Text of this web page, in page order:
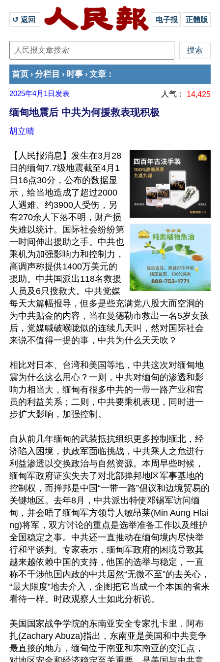
↺ 返回 电子报 正體版
首页 › 分栏目 › 时事 › 文章 ：
2025年4月1日 发表 人气： 14,425
缅甸地震后 中共为何援救表现积极
胡立晴
【人民报消息】发生在3月28
日的缅甸7.7级地震截至4月1
日16点30分，公布的数据显
示，给当地造成了超过2000
人遇难、约3900人受伤，另
有270余人下落不明，财产损
失难以统计。国际社会纷纷第
一时间伸出援助之手。中共也
乘机为加强影响力和控制力，
高调声称提供1400万美元的
援助。中共国派出118名救援
人员及6只搜救犬。中共党媒
每天大篇幅报导，但多是些充满党八股大而空洞的
为中共贴金的内容，当在曼德勒市救出一名5岁女孩
后，党媒喊破喉咙似的连续几天叫，然对国际社会
来说不值得一提的事，中共为什么天天吹？
相比对日本、台湾和美国等地，中共这次对缅甸地
震为什么这么用心？一则，中共对缅甸的渗透和影
响力相当大，缅甸有很多中共的一带一路产业和官
员的利益关系；二则，中共要乘机表现，同时进一
步扩大影响，加强控制。
自从前几年缅甸的武装抵抗组织更多控制缅北，经
济陷入困境，执政军面临挑战，中共乘人之危进行
利益渗透以交换政治与自然资源。本周早些时候，
缅甸军政府证实失去了对北部掸邦地区军事基地的
控制权，而掸邦是中国“一带一路”倡议和边境贸易的
关键地区。去年8月，中共派出特使邓锡军访问缅
甸，并会晤了缅甸军方领导人敏昂莱(Min Aung Hlai
ng)将军，双方讨论的重点是选举准备工作以及维护
全国稳定之事。中共还一直推动在缅甸境内尽快举
行和平谈判。专家表示，缅甸军政府的困境导致其
越来越依赖中国的支持，他国的选举与稳定，一直
称不干涉他国内政的中共居然“无微不至”的去关心，
“最大限度”地去介入，企图把它当成一个本国的省来
看待一样。时政观察人士如此分析说。
美国国家战争学院的东南亚安全专家扎卡里．阿布
扎(Zachary Abuza)指出，东南亚是美国和中共竞争
最直接的地方，缅甸位于南亚和东南亚的交汇点，